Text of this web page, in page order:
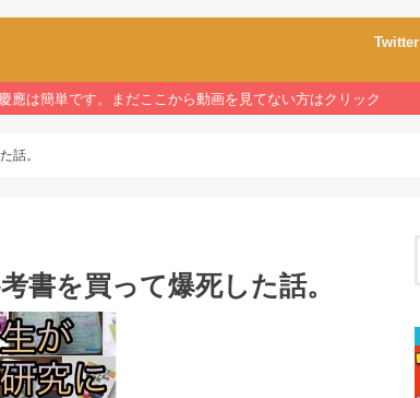
Twitter
慶應は簡単です。まだここから動画を見てない方はクリック
話。
書を買って爆死した話。